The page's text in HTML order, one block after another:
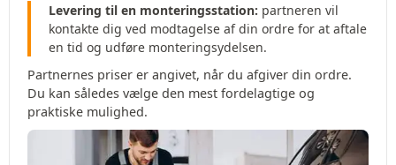
Levering til en monteringsstation: partneren vil
kontakte dig ved modtagelse af din ordre for at aftale
en tid og udføre monteringsydelsen.
Partnernes priser er angivet, når du afgiver din ordre.
Du kan således vælge den mest fordelagtige og
praktiske mulighed.